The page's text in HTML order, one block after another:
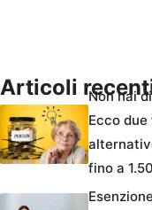
Articoli
Non hai
Ecco
fino a